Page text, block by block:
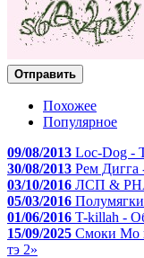
Отправить
Похожее
Популярное
09/08/2013 Loc-Dog -
30/08/2013 Рем Дигга
03/10/2016 ЛСП &
05/03/2016
01/06/2016 T-killah -
15/09/2025 Смоки Мо
тэ 2»